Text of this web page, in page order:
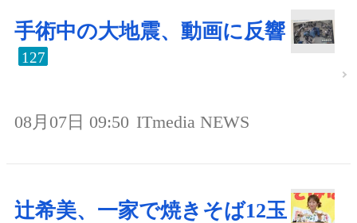
手術中の大地震、動画に反響
127
08月07日 09:50 ITmedia NEWS
辻希美、一家で焼きそば12玉